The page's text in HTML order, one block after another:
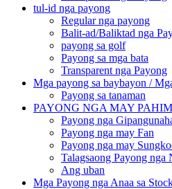
tul-id nga payong
Regular nga payong
Balit-ad/Baliktad nga
payong sa golf
Payong sa mga bata
Transparent nga Payong
Mga payong sa baybayon /
Payong sa tanaman
PAYONG NGA MAY
Payong nga
Payong nga may Fan
Payong nga may
Talagsaong Payong nga
Ang uban
Mga Payong nga Anaa sa